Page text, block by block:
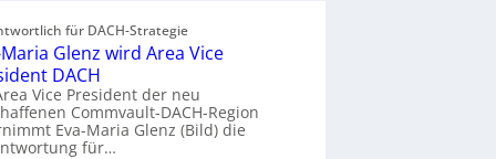
für DACH-Strategie
Maria Glenz wird Area Vice
DACH
Vice President der neu
Commvault-DACH-Region
Eva-Maria Glenz (Bild) die
für…